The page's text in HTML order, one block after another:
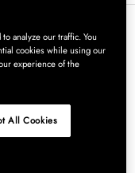
analyze our traffic. You
cookies while using our
experience of the
All Cookies